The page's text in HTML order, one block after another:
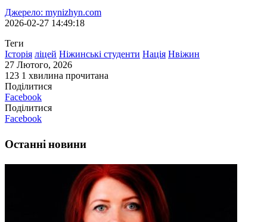
Джерело: mynizhyn.com
2026-02-27 14:49:18
Теги
Історія ліцей Ніжинські студенти Нація Нвіжин
27 Лютого, 2026
123 1 хвилина прочитана
Поділитися
Facebook
Поділитися
Facebook
Останні новини